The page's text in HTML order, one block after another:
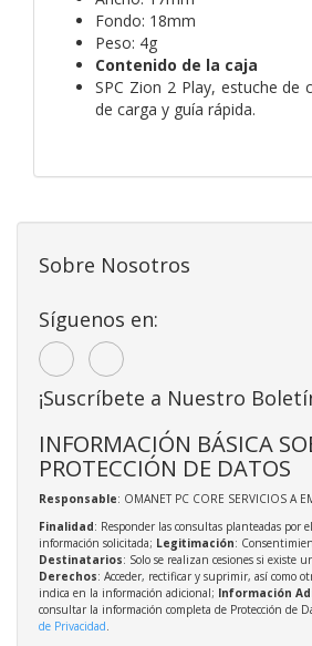
Fondo: 18mm
Peso: 4g
Contenido de la caja
SPC Zion 2 Play, estuche de
de carga y guía rápida.
Sobre Nosotros
Síguenos en:
¡Suscríbete a Nuestro
INFORMACIÓN BÁSICA
PROTECCIÓN DE DATOS
Responsable: OMANET PC CORE SERVICIOS A
Finalidad: Responder las consultas planteadas por
información solicitada; Legitimación:
Destinatarios: Solo se realizan cesiones si existe
Derechos: Acceder, rectificar y suprimir, así como
indica en la información adicional; Información
consultar la información completa de Protección de
de Privacidad